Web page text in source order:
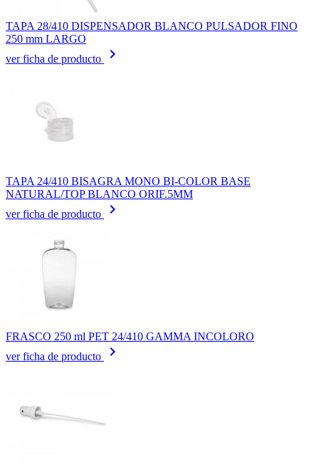
TAPA 28/410 DISPENSADOR BLANCO PULSADOR FINO
250 mm LARGO
ver ficha de producto
keyboard_arrow_right
TAPA 24/410 BISAGRA MONO BI-COLOR BASE
NATURAL/TOP BLANCO ORIF.5MM
ver ficha de producto
keyboard_arrow_right
FRASCO 250 ml PET 24/410 GAMMA INCOLORO
ver ficha de producto
keyboard_arrow_right